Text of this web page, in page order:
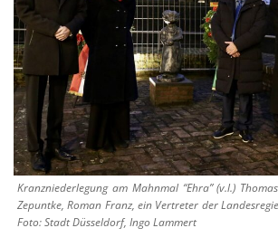
Kranzniederlegung am Mahnmal “Ehra” (v.l.)
Zepuntke, Roman Franz, ein Vertreter der
Foto: Stadt Düsseldorf, Ingo Lammert